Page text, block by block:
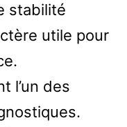
stabilité
utile pour
l’un des